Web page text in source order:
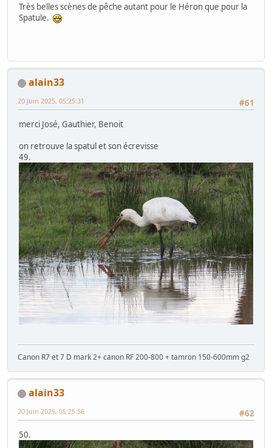
Très belles scènes de pêche autant pour le Héron que pour la
Spatule.
alain33
#61
20 Juin 2025, 05:25:31
merci José, Gauthier, Benoit
on retrouve la spatul et son écrevisse
49.
Canon R7 et 7 D mark 2+ canon RF 200-800 + tamron 150-600mm g2
alain33
#62
20 Juin 2025, 05:25:56
50.